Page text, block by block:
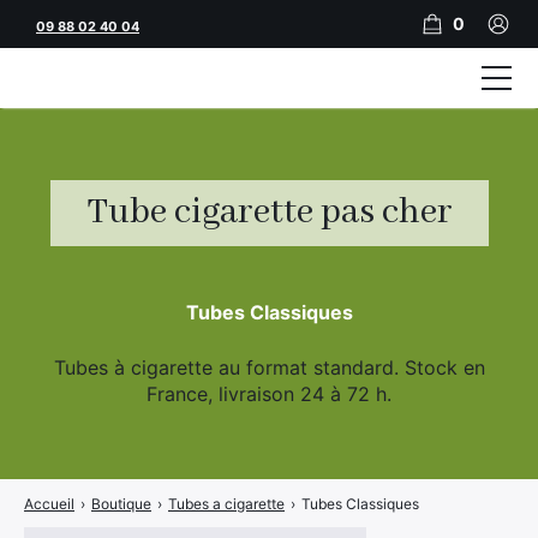
Tube cigarette pas cher
Tubes Classiques
Tubes à cigarette au format standard. Stock en
France, livraison 24 à 72 h.
Accueil › Boutique › Tubes a cigarette › Tubes Classiques
09 88 02 40 04 0
Tubes
CBD